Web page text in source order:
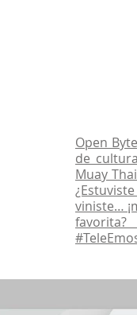
Open
de
Muay
viniste…
favorita?